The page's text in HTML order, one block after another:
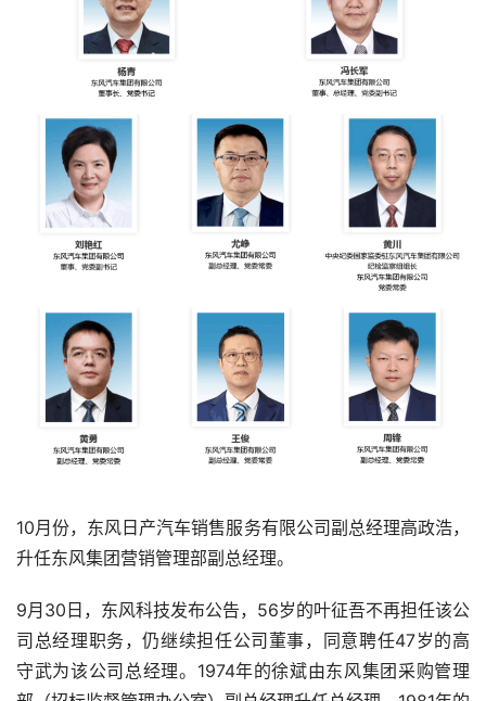
10月份，东风日产汽车销售服务有限公司副总经理高政浩，
升任东风集团营销管理部副总经理。
9月30日，东风科技发布公告，56岁的叶征吾不再担任该公
司总经理职务，仍继续担任公司董事，同意聘任47岁的高
守武为该公司总经理。1974年的徐斌由东风集团采购管理